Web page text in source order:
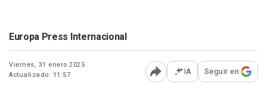
Europa Press Internacional
Viernes, 31 enero 2025
Actualizado: 11:57
Abrir opciones para
IA Seguir en